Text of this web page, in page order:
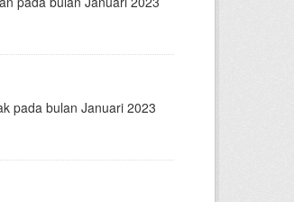
pada bulan Januari 2023